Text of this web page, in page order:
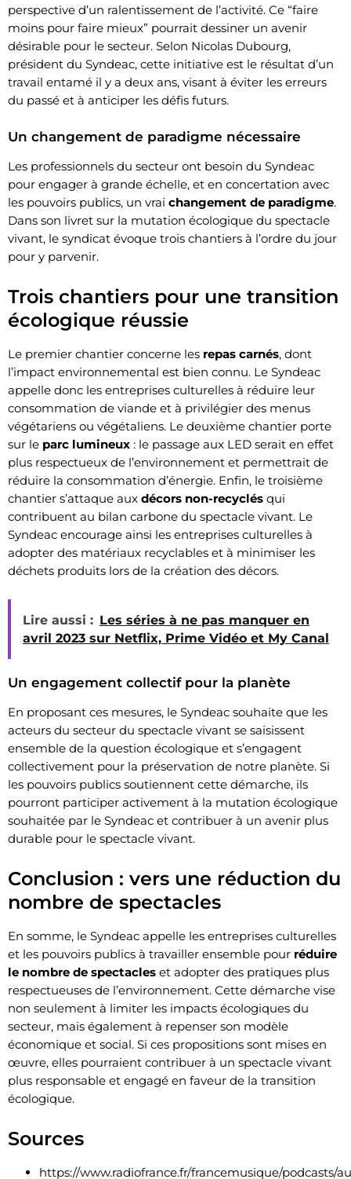
perspective d’un ralentissement de l’activité. Ce “faire
moins pour faire mieux” pourrait dessiner un avenir
désirable pour le secteur. Selon Nicolas Dubourg,
président du Syndeac, cette initiative est le résultat d’un
travail entamé il y a deux ans, visant à éviter les erreurs
du passé et à anticiper les défis futurs.
Un changement de paradigme nécessaire
Les professionnels du secteur ont besoin du Syndeac
pour engager à grande échelle, et en concertation avec
les pouvoirs publics, un vrai changement de paradigme.
Dans son livret sur la mutation écologique du spectacle
vivant, le syndicat évoque trois chantiers à l’ordre du jour
pour y parvenir.
Trois chantiers pour une transition
écologique réussie
Le premier chantier concerne les repas carnés, dont
l’impact environnemental est bien connu. Le Syndeac
appelle donc les entreprises culturelles à réduire leur
consommation de viande et à privilégier des menus
végétariens ou végétaliens. Le deuxième chantier porte
sur le parc lumineux : le passage aux LED serait en effet
plus respectueux de l’environnement et permettrait de
réduire la consommation d’énergie. Enfin, le troisième
chantier s’attaque aux décors non-recyclés qui
contribuent au bilan carbone du spectacle vivant. Le
Syndeac encourage ainsi les entreprises culturelles à
adopter des matériaux recyclables et à minimiser les
déchets produits lors de la création des décors.
Lire aussi : Les séries à ne pas manquer en
avril 2023 sur Netflix, Prime Vidéo et My Canal
Un engagement collectif pour la planète
En proposant ces mesures, le Syndeac souhaite que les
acteurs du secteur du spectacle vivant se saisissent
ensemble de la question écologique et s’engagent
collectivement pour la préservation de notre planète. Si
les pouvoirs publics soutiennent cette démarche, ils
pourront participer activement à la mutation écologique
souhaitée par le Syndeac et contribuer à un avenir plus
durable pour le spectacle vivant.
Conclusion : vers une réduction du
nombre de spectacles
En somme, le Syndeac appelle les entreprises culturelles
et les pouvoirs publics à travailler ensemble pour réduire
le nombre de spectacles et adopter des pratiques plus
respectueuses de l’environnement. Cette démarche vise
non seulement à limiter les impacts écologiques du
secteur, mais également à repenser son modèle
économique et social. Si ces propositions sont mises en
œuvre, elles pourraient contribuer à un spectacle vivant
plus responsable et engagé en faveur de la transition
écologique.
Sources
https://www.radiofrance.fr/francemusique/podcasts/